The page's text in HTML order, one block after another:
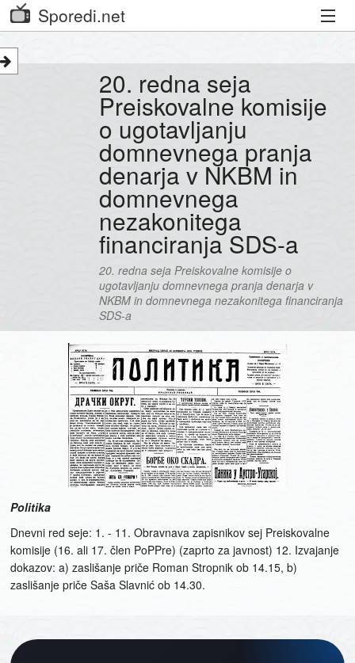
Sporedi.net
Priljubljeni kanali
Seznam kanalov
20. redna seja
Preiskovalne komisije
o ugotavljanju
domnevnega pranja
denarja v NKBM in
domnevnega
nezakonitega
financiranja SDS-a
20. redna seja Preiskovalne komisije o
ugotavljanju domnevnega pranja denarja v
NKBM in domnevnega nezakonitega financiranja
SDS-a
Politika
Dnevni red seje: 1. - 11. Obravnava zapisnikov sej Preiskovalne
komisije (16. ali 17. člen PoPPre) (zaprto za javnost) 12. Izvajanje
dokazov: a) zaslišanje priče Roman Stropnik ob 14.15, b)
zaslišanje priče Saša Slavnić ob 14.30.